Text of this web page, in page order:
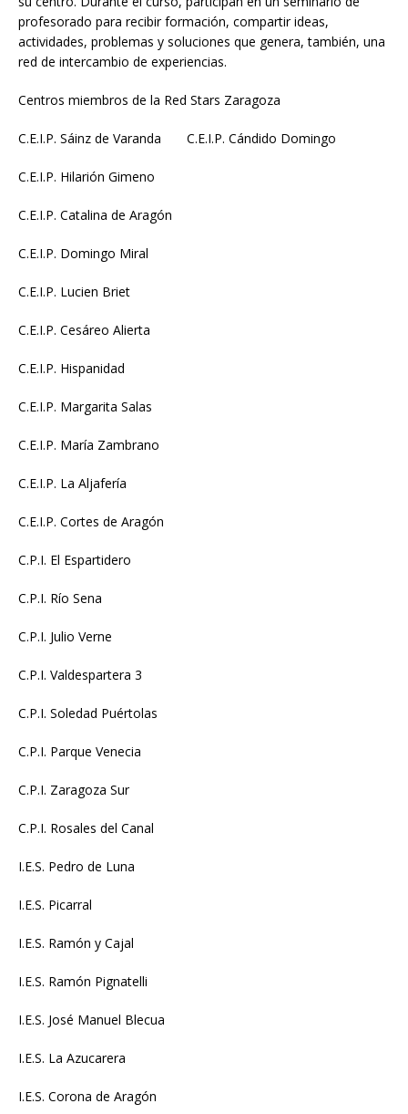
profesorado para recibir formación, compartir ideas,
actividades, problemas y soluciones que genera, también, una
red de intercambio de experiencias.
Centros miembros de la Red Stars Zaragoza
C.E.I.P. Sáinz de Varanda C.E.I.P. Cándido Domingo
C.E.I.P. Hilarión Gimeno
C.E.I.P. Catalina de Aragón
C.E.I.P. Domingo Miral
C.E.I.P. Lucien Briet
C.E.I.P. Cesáreo Alierta
C.E.I.P. Hispanidad
C.E.I.P. Margarita Salas
C.E.I.P. María Zambrano
C.E.I.P. La Aljafería
C.E.I.P. Cortes de Aragón
C.P.I. El Espartidero
C.P.I. Río Sena
C.P.I. Julio Verne
C.P.I. Valdespartera 3
C.P.I. Soledad Puértolas
C.P.I. Parque Venecia
C.P.I. Zaragoza Sur
C.P.I. Rosales del Canal
I.E.S. Pedro de Luna
I.E.S. Picarral
I.E.S. Ramón y Cajal
I.E.S. Ramón Pignatelli
I.E.S. José Manuel Blecua
I.E.S. La Azucarera
I.E.S. Corona de Aragón